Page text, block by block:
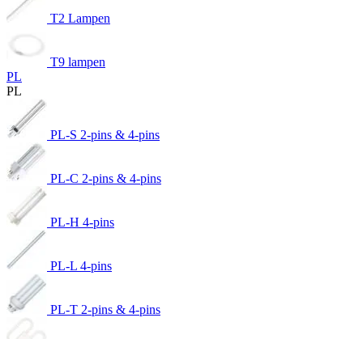
T2 Lampen
T9 lampen
PL
PL
PL-S 2-pins & 4-pins
PL-C 2-pins & 4-pins
PL-H 4-pins
PL-L 4-pins
PL-T 2-pins & 4-pins